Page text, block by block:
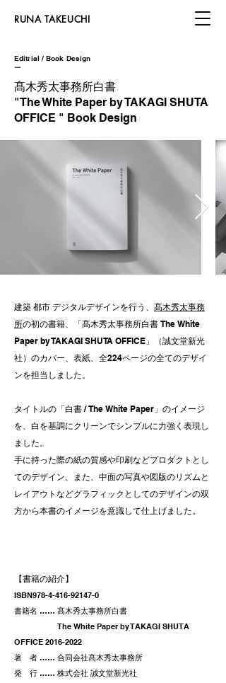
​RUNA TAKEUCHI
Editrial / Book Design
​ー
髙木秀太事務所白書
​"The White Paper by TAKAGI SHUTA
OFFICE " Book Design
建築 都市 デジタルデザインを行う、 髙木秀太事務
所の初の書籍、「髙木秀太事務所白書 The White
Paper by TAKAGI SHUTA OFFICE」（誠文堂新光
社）のカバー、表紙、全224ページの全てのデザイ
ンを担当しました。
タイトルの「白書 / The White Paper」のイメージ
を、白を基調にクリーンでシンプルに力強く 表現し
ました。
手に持った際の紙の質感や印刷などプロダクトとし
てのデザイン、また、中面の写真や図版のリズムと
レイアウトなどグラフィックとしてのデザインの双
方から本書のイメージを意識して仕上げました。
【書籍の紹介】
ISBN978-4-416-92147-0
書籍名 …… 髙木秀太事務所白書
The White Paper by TAKAGI SHUTA
OFFICE 2016-2022
著 者 …… 合同会社髙木秀太事務所
発 行 …… 株式会社 誠文堂新光社